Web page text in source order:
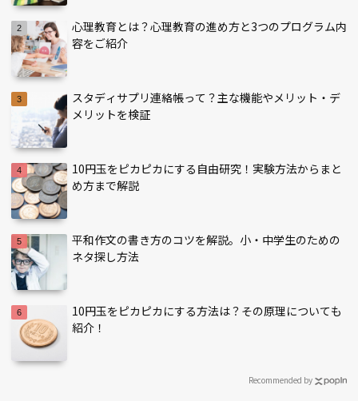
心理教育とは？心理教育の進め方と3つのプログラム内
容をご紹介
スタディサプリ連絡帳って？主な機能やメリット・デ
メリットを検証
10円玉をピカピカにする自由研究！実験方法からまと
め方まで解説
平和作文の書き方のコツを解説。小・中学生のための
ネタ探し方法
10円玉をピカピカにする方法は？その原理についても
紹介！
Recommended by